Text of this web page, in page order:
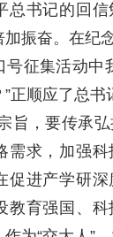
总书记的回
振奋。在纪
号征集活动中
正顺应了总书
旨，要传承弘
需求，加强科
促进产学研
教育强国、